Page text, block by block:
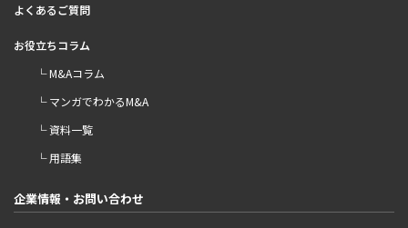
よくあるご質問
お役立ちコラム
└ M&Aコラム
└ マンガでわかるM&A
└ 資料一覧
└ 用語集
企業情報・お問い合わせ